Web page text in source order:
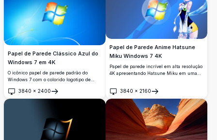
Papel de Parede Clássico Azul do
Windows 7 em 4K
O icônico papel de parede padrão do
Windows 7 com o colorido logotipo de
com elegantes raios de luz. Um clássico
atemporal em ultra-alta resolução perfeito
3840 × 2400
Abrir
Papel de Parede Anime Hatsune
Miku Windows 7 4K
Papel de parede incrível em alta resolução
4K apresentando Hatsune Miku em uma
entusiastas de tecnologia que buscam um
plano de fundo de área de trabalho
vibrante e chamativo.
3840 × 2160
Abrir